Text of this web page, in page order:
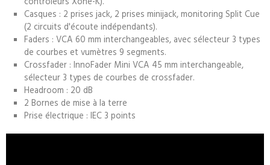
Casques : 2 prises jack, 2 prises minijack, monitoring Split Cue
(2 circuits d'écoute indépendants).
Faders : VCA 60 mm interchangeables, avec sélecteur 3 types
de courbes et vumètres 9 segments.
Crossfader : InnoFader Mini VCA 45 mm interchangeable,
sélecteur 3 types de courbes de crossfader.
Headroom : 20 dB
2 Bornes de mise à la terre
Prise électrique : IEC 3 points